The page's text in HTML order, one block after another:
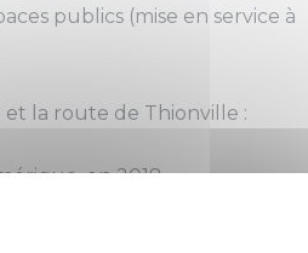
publics (mise en service à
la route de Thionville :
en 2018.